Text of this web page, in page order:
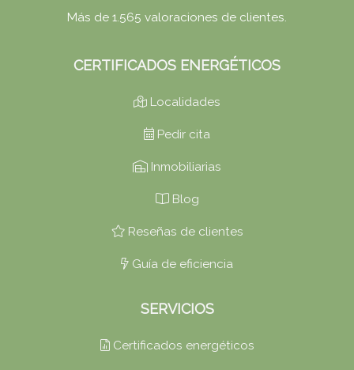
Más de 1.565 valoraciones de clientes.
CERTIFICADOS ENERGÉTICOS
Localidades
Pedir cita
Inmobiliarias
Blog
Reseñas de clientes
Guía de eficiencia
SERVICIOS
Certificados energéticos